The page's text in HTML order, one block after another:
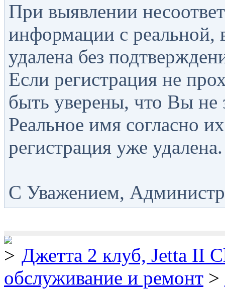
При выявлении
информации с реальной,
удалена без
Если регистрация не
быть уверены, что Вы не
Реальное имя согласно
регистрация уже удалена.
С Уважением,
Джетта 2 клуб, Jetta II
обслуживание и ремонт >